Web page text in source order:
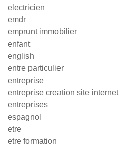
electricien
emdr
emprunt immobilier
enfant
english
entre particulier
entreprise
entreprise creation site internet
entreprises
espagnol
etre
etre formation